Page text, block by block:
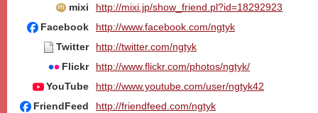
mixi
http://mixi.jp/show_friend.pl?id=18292923
Facebook
http://www.facebook.com/ngtyk
Twitter
http://twitter.com/ngtyk
Flickr
http://www.flickr.com/photos/ngtyk/
YouTube
http://www.youtube.com/user/ngtyk42
FriendFeed
http://friendfeed.com/ngtyk